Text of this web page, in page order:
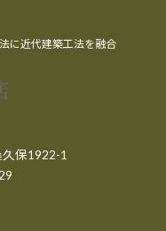
に近代建築工法を融合
保1922-1